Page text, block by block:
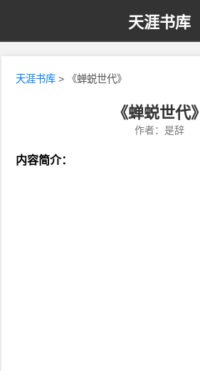
天涯书库
天涯书库 > 《蝉蜕世代》
《蝉蜕世代》
作者：是辞
内容简介：